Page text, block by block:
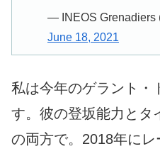
— INEOS Grenadiers
June 18, 2021
私は今年のゲラント・
す。彼の登坂能力とタ
の両方で。2018年に